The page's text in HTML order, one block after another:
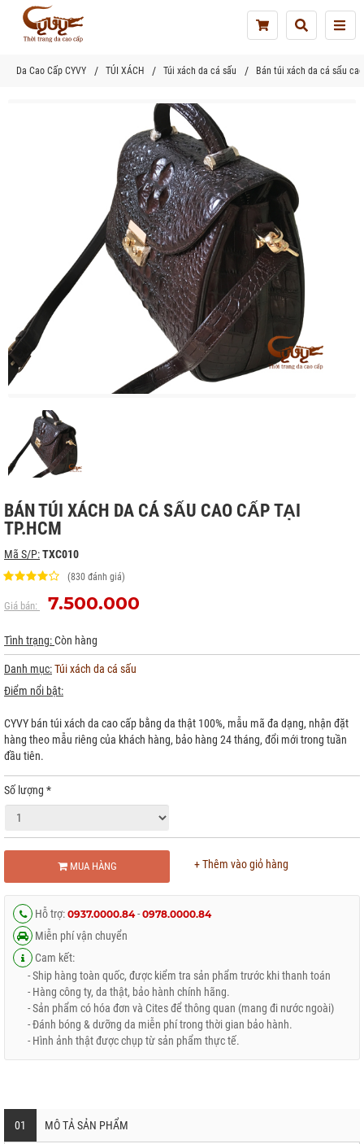
Da Cao Cấp CYVY TÚI XÁCH Túi xách da cá sấu Bán túi xách da cá sấu
BÁN TÚI XÁCH DA CÁ SẤU CAO CẤP TẠI
TP.HCM
Mã S/P:TXC010
(830 đánh giá)
Giá bán: 7.500.000
Tình trạng:Còn hàng
Danh mục:Túi xách da cá sấu
Điểm nổi bật:
CYVY bán túi xách da cao cấp bằng da thật 100%, mẫu mã đa dạng, nhận đặt
hàng theo mẫu riêng của khách hàng, bảo hàng 24 tháng, đổi mới trong tuần
đầu tiên.
Số lượng *
MUA HÀNG + Thêm vào giỏ hàng
Hỗ trợ: 0937.0000.84- 0978.0000.84
Miễn phí vận chuyển
Cam kết:
- Ship hàng toàn quốc, được kiểm tra sản phẩm trước khi thanh toán
- Hàng công ty, da thật, bảo hành chính hãng.
- Sản phẩm có hóa đơn và Cites để thông quan (mang đi nước ngoài)
- Đánh bóng & dưỡng da miễn phí trong thời gian bảo hành.
- Hình ảnh thật được chụp từ sản phẩm thực tế.
01 MÔ TẢ SẢN PHẨM